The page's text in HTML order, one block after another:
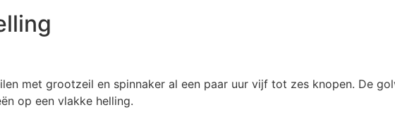
met grootzeil en spinnaker al een paar uur vijf tot zes knopen. De
op een vlakke helling.